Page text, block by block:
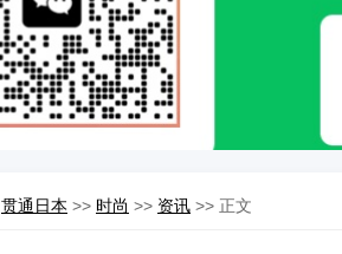
贯通日本 >> 时尚 >> 资讯 >> 正文